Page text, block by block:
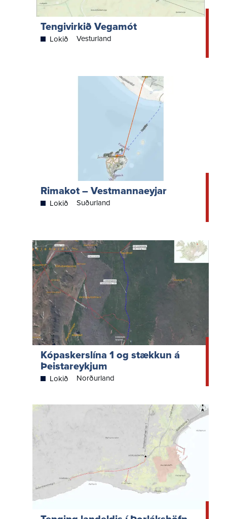
Tengivirkið Vegamót
Lokið Vesturland
Rimakot – Vestmannaeyjar
Lokið Suðurland
Kópaskerslína 1 og stækkun á
Þeistareykjum
Lokið Norðurland